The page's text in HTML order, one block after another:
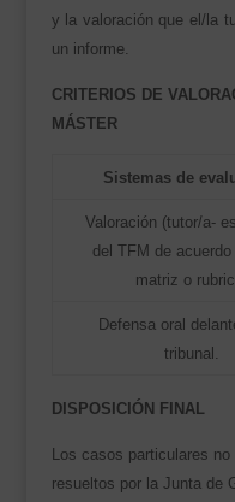
y la valoración que el/la
un informe.
CRITERIOS DE
MÁSTER
Sistemas de
Valoración (tutor/a-
del TFM de
matriz o
Defensa oral
tribunal.
DISPOSICIÓN FINAL
Los casos particulares
resueltos por la Junta de